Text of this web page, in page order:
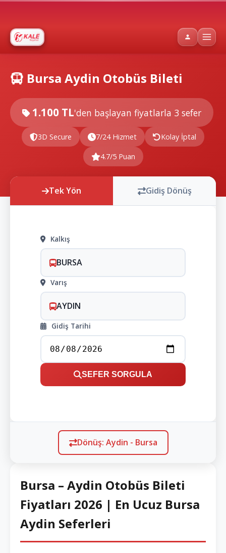
Bursa Aydin Otobüs Bileti
1.100 TL'den başlayan fiyatlarla 3 sefer
3D Secure 7/24 Hizmet Kolay İptal
4.7/5 Puan
Tek Yön Gidiş Dönüş
Kalkış
BURSA
Varış
AYDIN
Gidiş Tarihi
SEFER SORGULA
Dönüş: Aydin - Bursa
Bursa – Aydin Otobüs Bileti
Fiyatları 2026 | En Ucuz Bursa
Aydin Seferleri